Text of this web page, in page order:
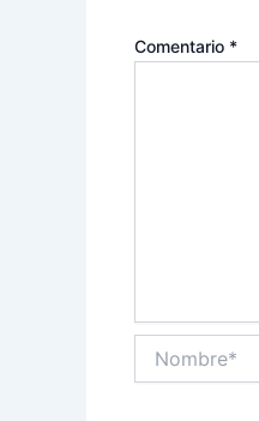
Comentario *